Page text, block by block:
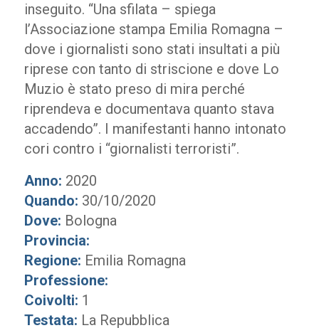
inseguito. “Una sfilata – spiega
l’Associazione stampa Emilia Romagna –
dove i giornalisti sono stati insultati a più
riprese con tanto di striscione e dove Lo
Muzio è stato preso di mira perché
riprendeva e documentava quanto stava
accadendo”. I manifestanti hanno intonato
cori contro i “giornalisti terroristi”.
Anno: 2020
Quando: 30/10/2020
Dove: Bologna
Provincia:
Regione: Emilia Romagna
Professione:
Coivolti: 1
Testata: La Repubblica